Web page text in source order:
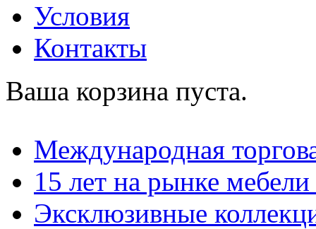
Условия
Контакты
Ваша корзина пуста.
Международная
15 лет на рынке
Эксклюзивные